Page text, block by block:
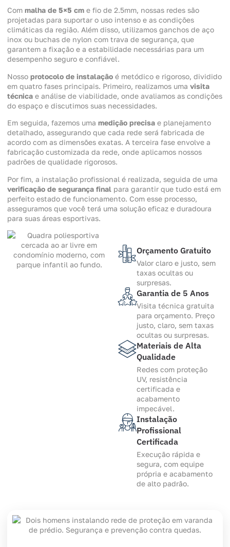
Com malha de 5×5 cm e fio de 2.5mm, nossas redes são
projetadas para suportar o uso intenso e as condições
climáticas da região. Além disso, utilizamos ganchos de aço
inox ou buchas de nylon com trava de segurança, que
garantem a fixação e a estabilidade necessárias para um
desempenho seguro e confiável.
Nosso protocolo de instalação é metódico e rigoroso, dividido
em quatro fases principais. Primeiro, realizamos uma visita
técnica e análise de viabilidade, onde avaliamos as condições
do espaço e discutimos suas necessidades.
Em seguida, fazemos uma medição precisa e planejamento
detalhado, assegurando que cada rede será fabricada de
acordo com as dimensões exatas. A terceira fase envolve a
fabricação customizada da rede, onde aplicamos nossos
padrões de qualidade rigorosos.
Por fim, a instalação profissional é realizada, seguida de uma
verificação de segurança final para garantir que tudo está em
perfeito estado de funcionamento. Com esse processo,
asseguramos que você terá uma solução eficaz e duradoura
para suas áreas esportivas.
Orçamento Gratuito
Valor claro e justo, sem
taxas ocultas ou
surpresas.
Garantia de 5 Anos
Visita técnica gratuita
para orçamento. Preço
justo, claro, sem taxas
ocultas ou surpresas.
Materiais de Alta
Qualidade
Redes com proteção
UV, resistência
certificada e
acabamento
impecável.
Instalação
Profissional
Certificada
Execução rápida e
segura, com equipe
própria e acabamento
de alto padrão.